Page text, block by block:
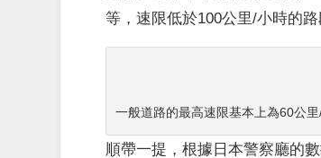
等，速限低於100公里/小時的
一般道路的最高速限基本上為60公
順帶一提，根據日本警察廳的